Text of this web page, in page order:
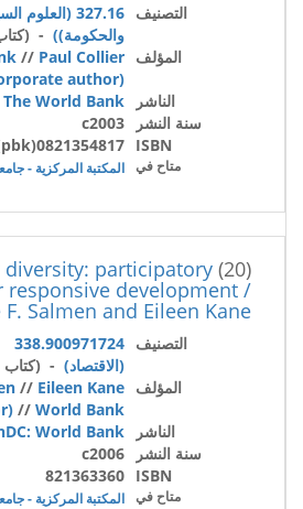
التصنيف
327.16
والحكومة)) -
المؤلف
// Paul Collier
author)
الناشر
World Bank
سنة النشر
c2003
ISBN
0821354817(pbk)
متاح في المكتبة المركزية -
(20)
diversity: participatory
responsive development /
F. Salmen and Eileen Kane
التصنيف 338.900971724
(الاقتصاد) - (كتاب
المؤلف
// Eileen Kane
// World Bank
الناشر
World Bank
سنة النشر
c2006
ISBN
821363360
متاح في المكتبة المركزية -